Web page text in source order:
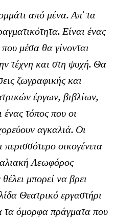
από μένα. Απ' τα
Είναι ένας
μέσα θα γίνονται
τέχνη και στη ψυχή. Θα
ζωγραφικής και
έργων, βιβλίων,
ένας τόπος που οι
αγκαλιά. Οι
οικογένεια
Λεωφόρος
μπορεί να βρει
Θεατρικό εργαστήρι
όμορφα πράγματα που